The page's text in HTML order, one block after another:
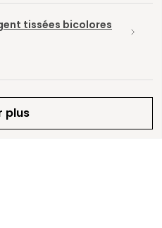
tissées bicolores
plus